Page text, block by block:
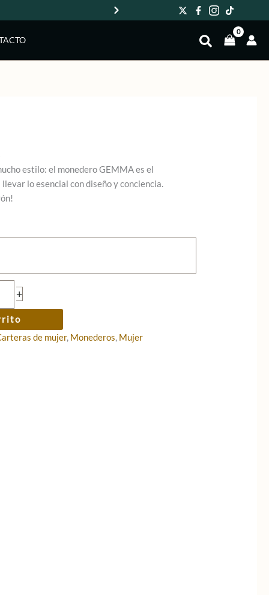
estilo: el monedero GEMMA es el
lo esencial con diseño y conciencia.
+
de mujer, Monederos, Mujer